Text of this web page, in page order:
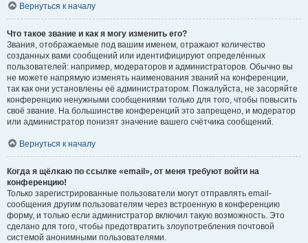
Вернуться к началу
Что такое звание и как я могу изменить его?
Звания, отображаемые под вашим именем, отражают количество
созданных вами сообщений или идентифицируют определённых
пользователей: например, модераторов и администраторов. Обычно вы
не можете напрямую изменять наименования званий на конференции,
так как они установлены её администратором. Пожалуйста, не засоряйте
конференцию ненужными сообщениями только для того, чтобы повысить
своё звание. На большинстве конференций это запрещено, и модератор
или администратор понизят значение вашего счётчика сообщений.
Вернуться к началу
Когда я щёлкаю по ссылке «email», от меня требуют войти на
конференцию!
Только зарегистрированные пользователи могут отправлять email-
сообщения другим пользователям через встроенную в конференцию
форму, и только если администратор включил такую возможность. Это
сделано для того, чтобы предотвратить злоупотребления почтовой
системой анонимными пользователями.